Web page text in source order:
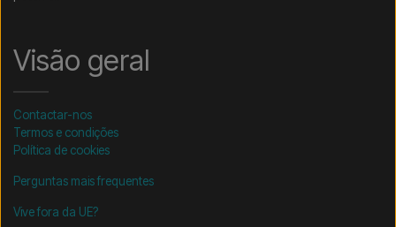
Visão geral
Contactar-nos
Termos e condições
Política de cookies
Perguntas mais frequentes
Vive fora da UE?